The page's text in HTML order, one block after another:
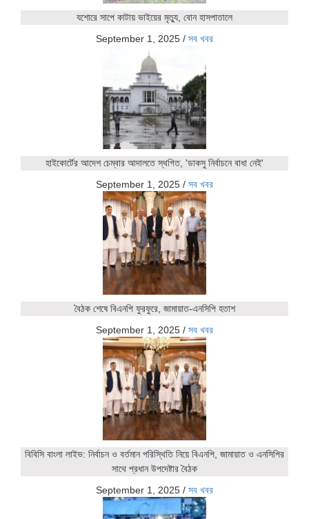
যশোরে সাপে কাটায় ভাইয়ের মৃত্যু, বোন হাসপাতালে
September 1, 2025 / সব খবর
হাইকোর্টের আদেশ চেম্বার আদালতে স্থগিত, 'ডাকসু নির্বাচনে বাধা নেই'
September 1, 2025 / সব খবর
বৈঠক শেষে বিএনপি ফুরফুরে, জামায়াত-এনসিপি হতাশ
September 1, 2025 / সব খবর
বিবিসি বাংলা লাইভ: নির্বাচন ও বর্তমান পরিস্থিতি নিয়ে বিএনপি, জামায়াত ও এনসিপির
সাথে প্রধান উপদেষ্টার বৈঠক
September 1, 2025 / সব খবর